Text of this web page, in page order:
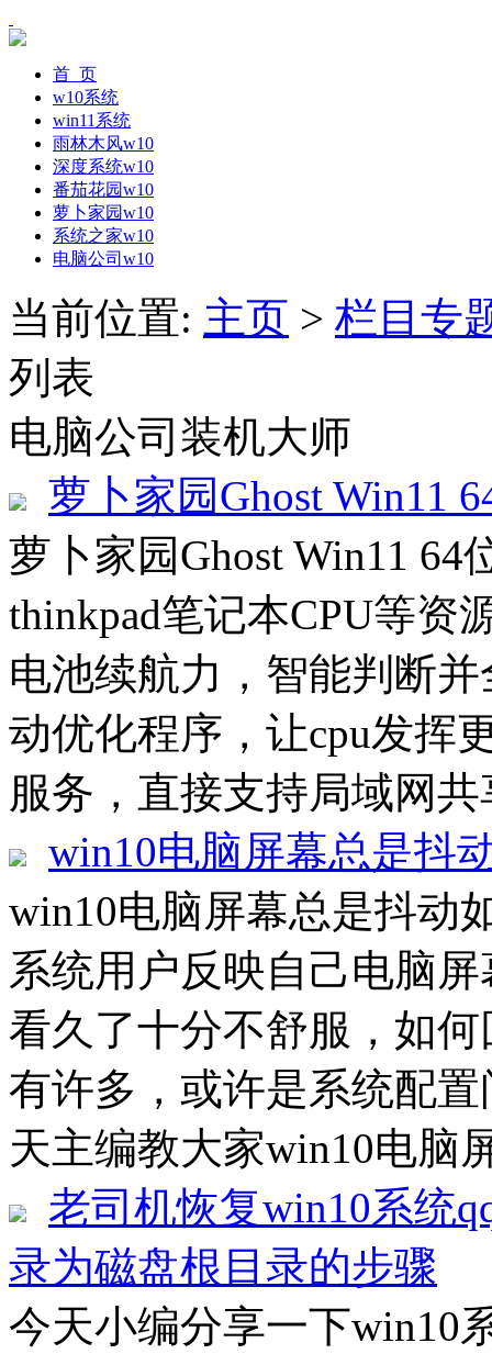
首 页
w10系统
win11系统
雨林木风w10
深度系统w10
番茄花园w10
萝卜家园w10
系统之家w10
电脑公司w10
当前位置: 主页 > 栏目专
列表
电脑公司装机大师
萝卜家园Ghost Win11
萝卜家园Ghost Win11 64
thinkpad笔记本CPU等资
电池续航力，智能判断
动优化程序，让cpu发挥
服务，直接支持局域网
win10电脑屏幕总是抖
win10电脑屏幕总是抖动
系统用户反映自己电脑
看久了十分不舒服，如
有许多，或许是系统配
天主编教大家win10电脑
老司机恢复win10系统
录为磁盘根目录的步骤
今天小编分享一下win10